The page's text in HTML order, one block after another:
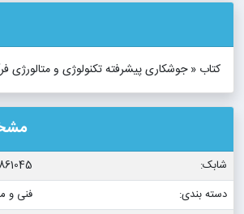
کتاب « جوشکاری پیشرفته تکنولوژی و
شابک:
دسته بندی:
فنی و